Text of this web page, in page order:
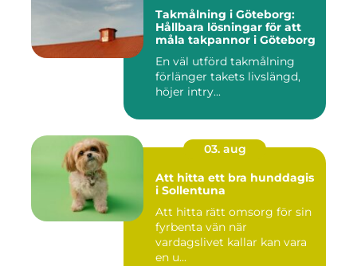
Takmålning i Göteborg:
Hållbara lösningar för att
måla takpannor i Göteborg
En väl utförd takmålning
förlänger takets livslängd,
höjer intry...
03. aug
Att hitta ett bra hunddagis
i Sollentuna
Att hitta rätt omsorg för sin
fyrbenta vän när
vardagslivet kallar kan vara
en u...